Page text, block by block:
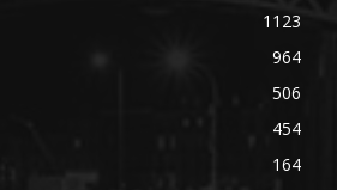
1123
964
506
454
164